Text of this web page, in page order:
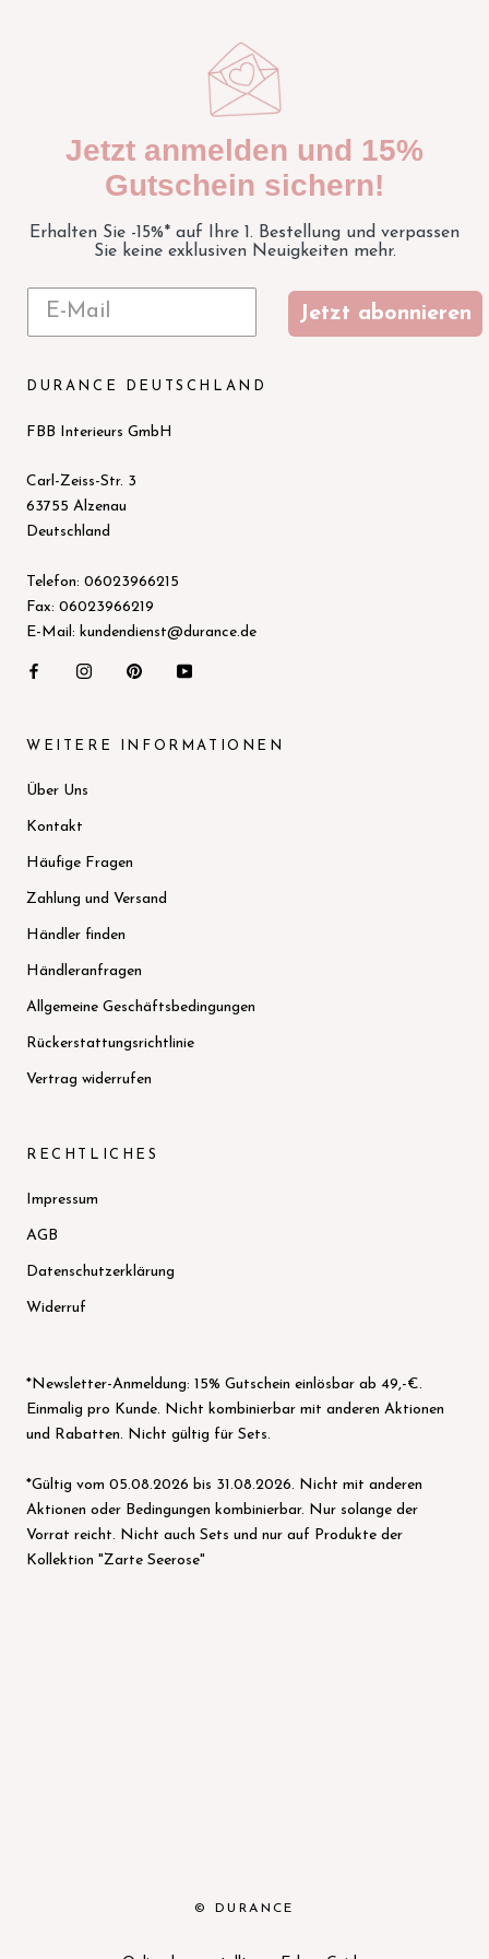
Jetzt anmelden und 15%
Gutschein sichern!
Erhalten Sie -15%* auf Ihre 1. Bestellung und verpassen
Sie keine exklusiven Neuigkeiten mehr.
Jetzt abonnieren
DURANCE DEUTSCHLAND
FBB Interieurs GmbH
Carl-Zeiss-Str. 3
63755 Alzenau
Deutschland
Telefon: 06023966215
Fax: 06023966219
E-Mail: kundendienst@durance.de
WEITERE INFORMATIONEN
Über Uns
Kontakt
Häufige Fragen
Zahlung und Versand
Händler finden
Händleranfragen
Allgemeine Geschäftsbedingungen
Rückerstattungsrichtlinie
Vertrag widerrufen
RECHTLICHES
Impressum
AGB
Datenschutzerklärung
Widerruf
*Newsletter-Anmeldung: 15% Gutschein einlösbar ab 49,-€.
Einmalig pro Kunde. Nicht kombinierbar mit anderen Aktionen
und Rabatten. Nicht gültig für Sets.
*Gültig vom 05.08.2026 bis 31.08.2026. Nicht mit anderen
Aktionen oder Bedingungen kombinierbar. Nur solange der
Vorrat reicht. Nicht auch Sets und nur auf Produkte der
Kollektion "Zarte Seerose"
© DURANCE